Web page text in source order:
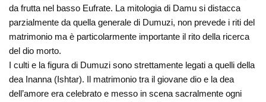
da frutta nel basso Eufrate. La mitologia di Damu si distacca
parzialmente da quella generale di Dumuzi, non prevede i riti del
matrimonio ma è particolarmente importante il rito della ricerca
del dio morto.
I culti e la figura di Dumuzi sono strettamente legati a quelli della
dea Inanna (Ishtar). Il matrimonio tra il giovane dio e la dea
dell’amore era celebrato e messo in scena sacralmente ogni